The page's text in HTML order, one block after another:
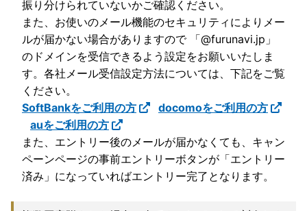
振り分けられていないかご確認ください。
また、お使いのメール機能のセキュリティによりメー
ルが届かない場合がありますので 「@furunavi.jp」
のドメインを受信できるよう設定をお願いいたしま
す。各社メール受信設定方法については、下記をご覧
ください。
SoftBankをご利用の方
docomoをご利用の方
auをご利用の方
また、エントリー後のメールが届かなくても、キャン
ペーンページの事前エントリーボタンが「エントリー
済み」になっていればエントリー完了となります。